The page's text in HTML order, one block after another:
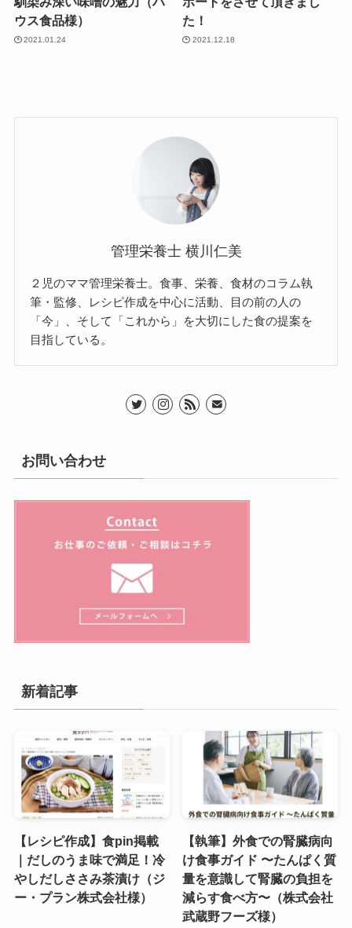
ウス食品様）
2021.01.24
た！
2021.12.18
管理栄養士 横川仁美
２児のママ管理栄養士。食事、栄養、食材のコラム執
筆・監修、レシピ作成を中心に活動、目の前の人の
「今」、そして「これから」を大切にした食の提案を
目指している。
お問い合わせ
新着記事
【レシピ作成】食pin掲載
｜だしのうま味で満足！冷
やしだしささみ茶漬け（ジ
ー・プラン株式会社様）
【執筆】外食での腎臓病向
け食事ガイド 〜たんぱく質
量を意識して腎臓の負担を
減らす食べ方〜（株式会社
武蔵野フーズ様）